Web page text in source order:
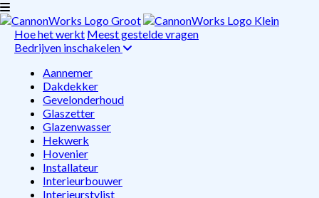
Hoe het werkt Meest gestelde vragen
Bedrijven inschakelen
Aannemer
Dakdekker
Gevelonderhoud
Glaszetter
Glazenwasser
Hekwerk
Hovenier
Installateur
Interieurbouwer
Interieurstylist